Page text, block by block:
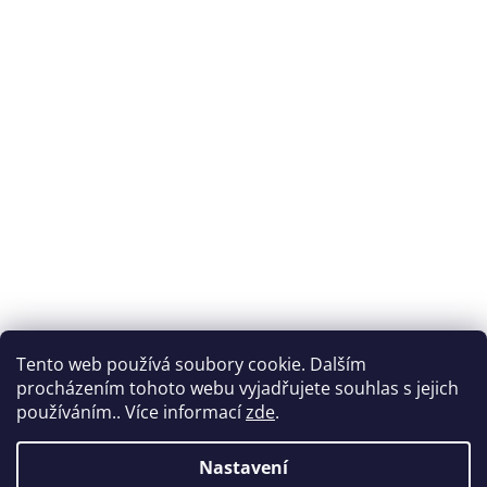
Tento web používá soubory cookie. Dalším
procházením tohoto webu vyjadřujete souhlas s jejich
používáním.. Více informacízde.
Nastavení